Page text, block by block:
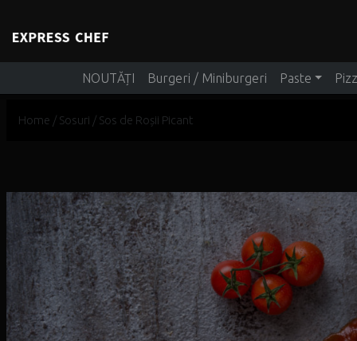
Main Navigation
NOUTĂȚI Burgeri / Miniburgeri Paste
Home / Sosuri / Sos de Roșii Picant